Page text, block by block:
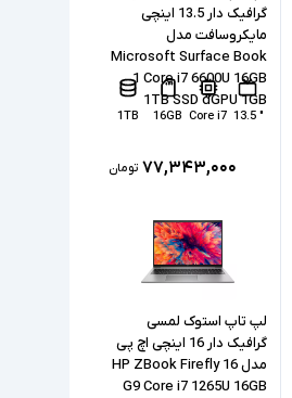
گرافیک دار 13.5 اینچی
مایکروسافت مدل
Microsoft Surface Book
1 Core i7 6600U 16GB
1TB SSD dGPU 1GB
" 13.5
Core i7
16GB
1TB
۷۷,۳۴۳,۰۰۰ تومان
لپ تاپ استوک لمسی
گرافیک دار 16 اینچی اچ پی
مدل HP ZBook Firefly 16
G9 Core i7 1265U 16GB